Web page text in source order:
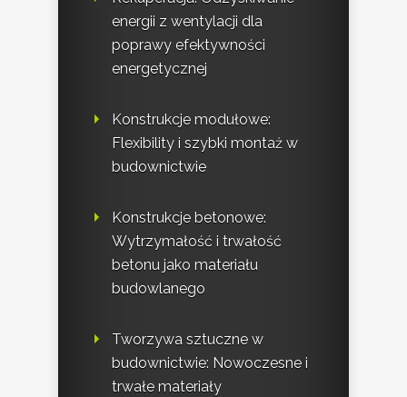
energii z wentylacji dla
poprawy efektywności
energetycznej
Konstrukcje modułowe:
Flexibility i szybki montaż w
budownictwie
Konstrukcje betonowe:
Wytrzymałość i trwałość
betonu jako materiału
budowlanego
Tworzywa sztuczne w
budownictwie: Nowoczesne i
trwałe materiały